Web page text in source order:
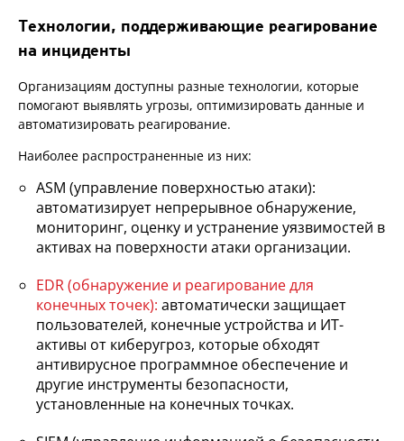
Технологии, поддерживающие реагирование
на инциденты
Организациям доступны разные технологии, которые
помогают выявлять угрозы, оптимизировать данные и
автоматизировать реагирование.
Наиболее распространенные из них:
ASM (управление поверхностью атаки):
автоматизирует непрерывное обнаружение,
мониторинг, оценку и устранение уязвимостей в
активах на поверхности атаки организации.
EDR (обнаружение и реагирование для
конечных точек): автоматически защищает
пользователей, конечные устройства и ИТ-
активы от киберугроз, которые обходят
антивирусное программное обеспечение и
другие инструменты безопасности,
установленные на конечных точках.